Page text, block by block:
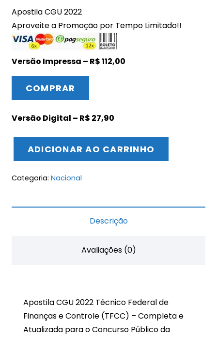
original
era:
R$55,00.
é:
R$17,90.
Apostila CGU 2022
Aproveite a Promoção por Tempo Limitado!!
Versão Impressa – R$ 112,00
COMPRAR
Versão Digital – R$ 27,90
Apostila
2022
Federal
ADICIONAR AO CARRINHO
Categoria: Nacional
Descrição
Avaliações (0)
Apostila CGU 2022 Técnico Federal de
Finanças e Controle (TFCC) – Completa e
Atualizada para o Concurso Público da